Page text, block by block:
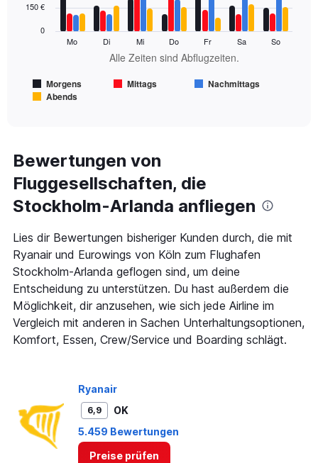
series.
has
Alle
Zeiten
sind
Abflugzeiten..
Range:
categories.
The
chart
has
1
Y
axis
displaying
values.
Alle Zeiten sind Abflugzeiten.
Morgens Mittags
Nachmittags
Abends
Mo Di Mi Do Fr Sa So
0
150 €
End
Bewertungen von
Fluggesellschaften, die
Stockholm-Arlanda anfliegen
Lies dir Bewertungen bisheriger Kunden durch, die mit
Ryanair und Eurowings von Köln zum Flughafen
Stockholm-Arlanda geflogen sind, um deine
Entscheidung zu unterstützen. Du hast außerdem die
Möglichkeit, dir anzusehen, wie sich jede Airline im
Vergleich mit anderen in Sachen Unterhaltungsoptionen,
Komfort, Essen, Crew/Service und Boarding schlägt.
Ryanair
6,9
OK
5.459 Bewertungen
Preise prüfen